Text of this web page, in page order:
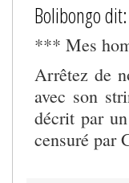
Bolibongo dit:
*** Mes
Arrêtez de
avec son
décrit par
censuré par